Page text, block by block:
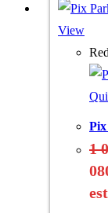
View
1